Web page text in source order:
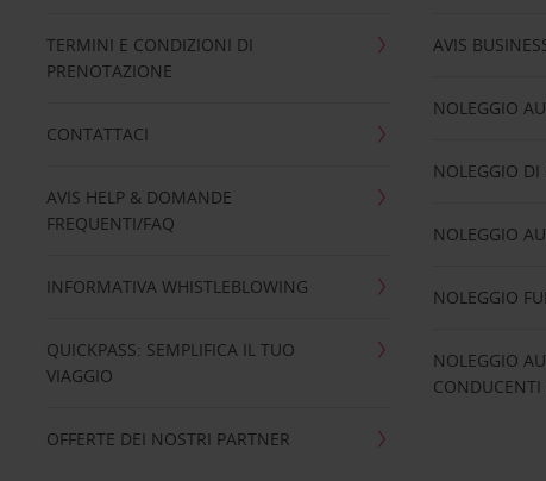
TERMINI E CONDIZIONI DI
PRENOTAZIONE
CONTATTACI
AVIS HELP & DOMANDE
FREQUENTI/FAQ
INFORMATIVA WHISTLEBLOWING
QUICKPASS: SEMPLIFICA IL TUO
VIAGGIO
OFFERTE DEI NOSTRI PARTNER
AVIS
NOLEGGIO
NOLEGGIO
NOLEGGIO
NOLEGGIO
NOLEGGIO